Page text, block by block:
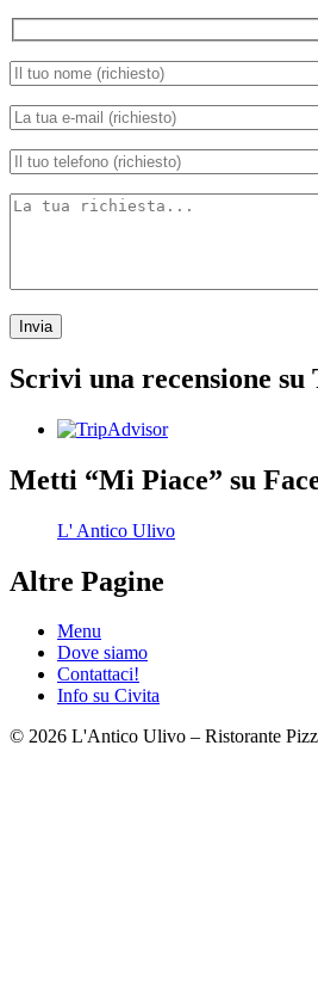
Scrivi una recensione
Metti “Mi Piace” su
L' Antico Ulivo
Altre Pagine
Menu
Dove siamo
Contattaci!
Info su Civita
© 2026 L'Antico Ulivo – Ristorante